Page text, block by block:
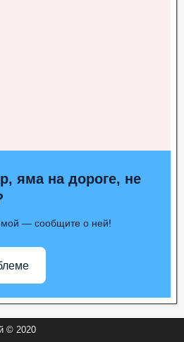
яма на дороге, не
— сообщите о ней!
© 2020